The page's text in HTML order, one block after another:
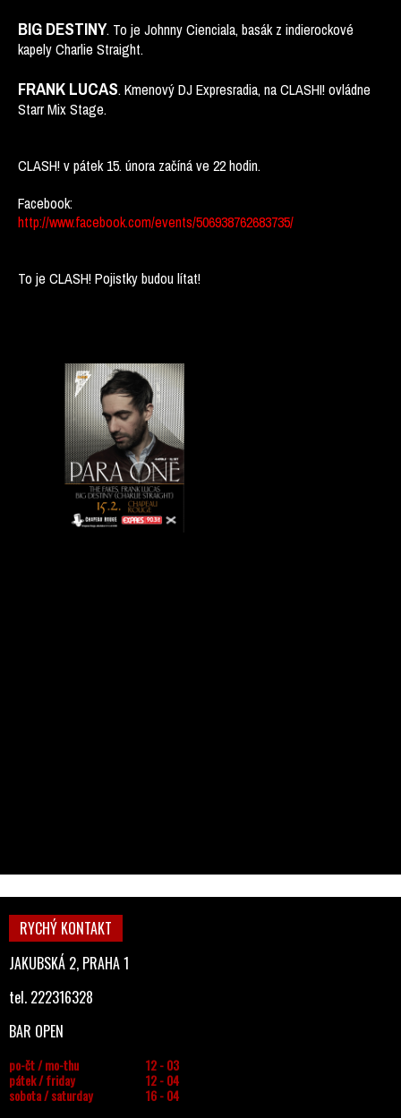
BIG DESTINY. To je Johnny Cienciala, basák z indierockové
kapely Charlie Straight.
FRANK LUCAS. Kmenový DJ Expresradia, na CLASHI! ovládne
Starr Mix Stage.
CLASH! v pátek 15. února začíná ve 22 hodin.
Facebook:
http://www.facebook.com/events/506938762683735/
To je CLASH! Pojistky budou lítat!
RYCHÝ KONTAKT
JAKUBSKÁ 2, PRAHA 1
tel. 222316328
BAR OPEN
po-čt / mo-thu
12 - 03
pátek / friday
12 - 04
sobota / saturday
16 - 04